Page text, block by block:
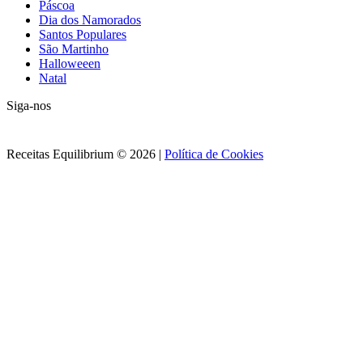
Páscoa
Dia dos Namorados
Santos Populares
São Martinho
Halloweeen
Natal
Siga-nos
Receitas Equilibrium © 2026 | Política de Cookies